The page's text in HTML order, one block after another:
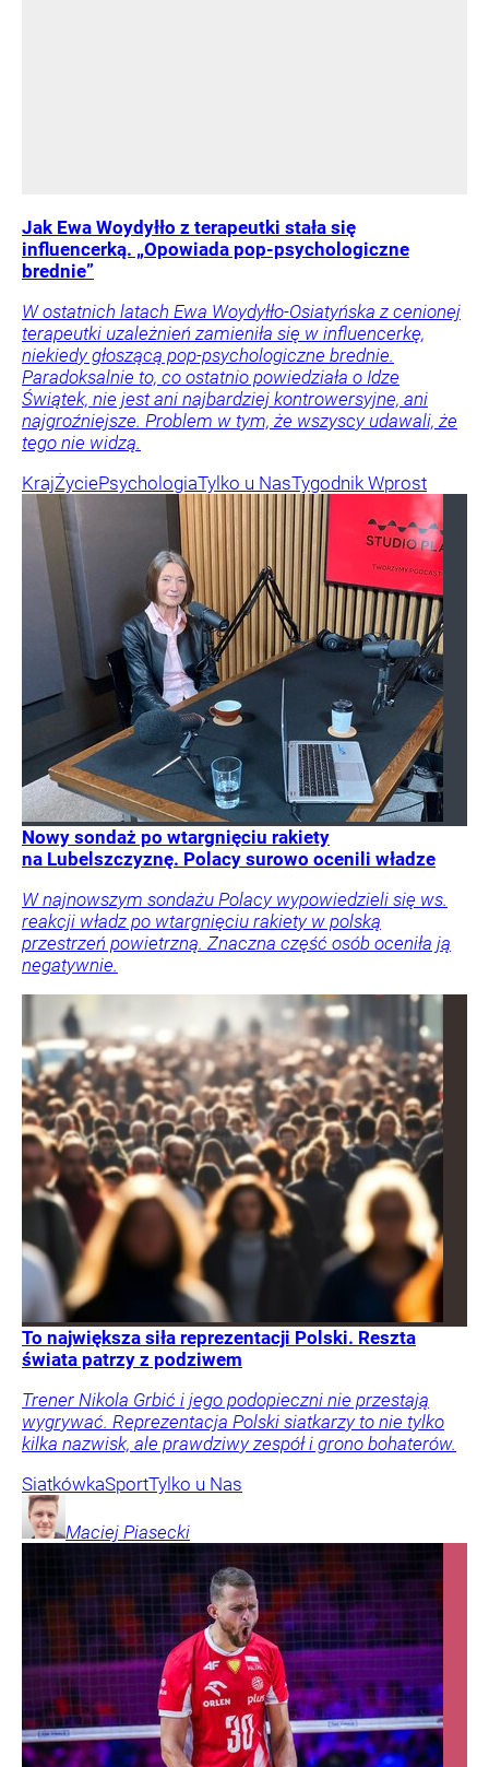
Jak Ewa Woydyłło z terapeutki stała się
influencerką. „Opowiada pop-psychologiczne
brednie”
W ostatnich latach Ewa Woydyłło-Osiatyńska z cenionej
terapeutki uzależnień zamieniła się w influencerkę,
niekiedy głoszącą pop-psychologiczne brednie.
Paradoksalnie to, co ostatnio powiedziała o Idze
Świątek, nie jest ani najbardziej kontrowersyjne, ani
najgroźniejsze. Problem w tym, że wszyscy udawali, że
tego nie widzą.
KrajŻyciePsychologiaTylko u NasTygodnik Wprost
Nowy sondaż po wtargnięciu rakiety
na Lubelszczyznę. Polacy surowo ocenili władze
W najnowszym sondażu Polacy wypowiedzieli się ws.
reakcji władz po wtargnięciu rakiety w polską
przestrzeń powietrzną. Znaczna część osób oceniła ją
negatywnie.
To największa siła reprezentacji Polski. Reszta
świata patrzy z podziwem
Trener Nikola Grbić i jego podopieczni nie przestają
wygrywać. Reprezentacja Polski siatkarzy to nie tylko
kilka nazwisk, ale prawdziwy zespół i grono bohaterów.
SiatkówkaSportTylko u Nas
Maciej Piasecki